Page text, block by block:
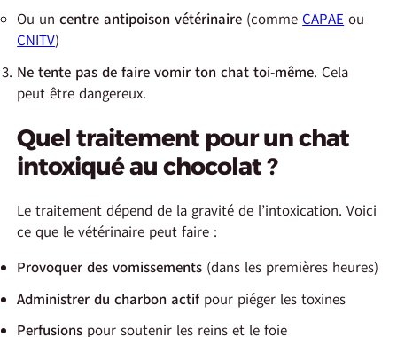
Ou uncentre antipoison vétérinaire (commeCAPAE ou
CNITV)
Ne tente pas de faire vomir ton chat toi-même. Cela
peut être dangereux.
Quel traitement pour un chat
intoxiqué au chocolat ?
Le traitement dépend de la gravité de l’intoxication. Voici
ce que le vétérinaire peut faire :
Provoquer des vomissements (dans les premières heures)
Administrer du charbon actifpour piéger les toxines
Perfusions pour soutenir les reins et le foie